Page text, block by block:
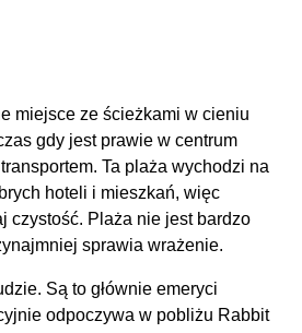
miejsce ze ścieżkami w cieniu
gdy jest prawie w centrum
Ta plaża wychodzi na
hoteli i mieszkań, więc
czystość. Plaża nie jest bardzo
sprawia wrażenie.
Są to głównie emeryci
odpoczywa w pobliżu Rabbit